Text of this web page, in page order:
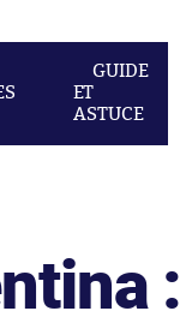
GUIDE
ET
ASTUCE
: